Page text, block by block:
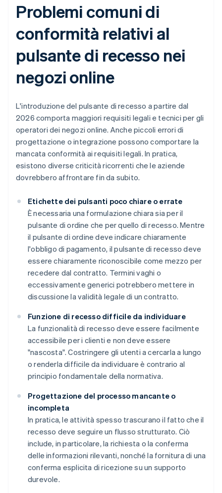
Problemi comuni di
conformità relativi al
pulsante di recesso nei
negozi online
L'introduzione del pulsante di recesso a partire dal
2026 comporta maggiori requisiti legali e tecnici per gli
operatori dei negozi online. Anche piccoli errori di
progettazione o integrazione possono comportare la
mancata conformità ai requisiti legali. In pratica,
esistono diverse criticità ricorrenti che le aziende
dovrebbero affrontare fin da subito.
Etichette dei pulsanti poco chiare o errate
È necessaria una formulazione chiara sia per il
pulsante di ordine che per quello di recesso. Mentre
il pulsante di ordine deve indicare chiaramente
l'obbligo di pagamento, il pulsante di recesso deve
essere chiaramente riconoscibile come mezzo per
recedere dal contratto. Termini vaghi o
eccessivamente generici potrebbero mettere in
discussione la validità legale di un contratto.
Funzione di recesso difficile da individuare
La funzionalità di recesso deve essere facilmente
accessibile per i clienti e non deve essere
"nascosta". Costringere gli utenti a cercarla a lungo
o renderla difficile da individuare è contrario al
principio fondamentale della normativa.
Progettazione del processo mancante o
incompleta
In pratica, le attività spesso trascurano il fatto che il
recesso deve seguire un flusso strutturato. Ciò
include, in particolare, la richiesta o la conferma
delle informazioni rilevanti, nonché la fornitura di una
conferma esplicita di ricezione su un supporto
durevole.